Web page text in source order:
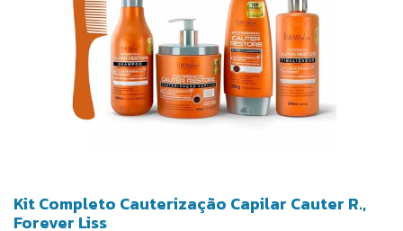
Kit Completo Cauterização Capilar Cauter R.,
Forever Liss